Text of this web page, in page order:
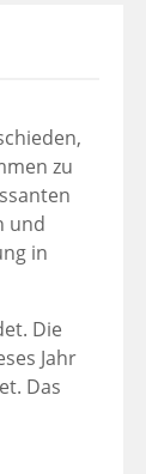
zu
und
in
Die
Jahr
Das